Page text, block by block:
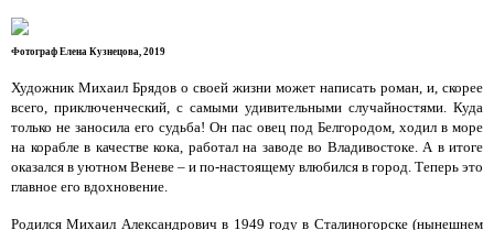
Фотограф Елена Кузнецова, 2019
Художник Михаил Брядов о своей жизни может написать роман, и, скорее
всего, приключенческий, с самыми удивительными случайностями. Куда
только не заносила его судьба! Он пас овец под Белгородом, ходил в море
на корабле в качестве кока, работал на заводе во Владивостоке. А в итоге
оказался в уютном Веневе – и по-настоящему влюбился в город. Теперь это
главное его вдохновение.
Родился Михаил Александрович в 1949 году в Сталиногорске (нынешнем